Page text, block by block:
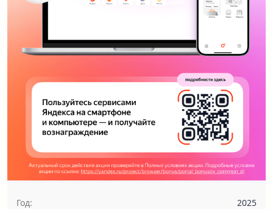
Год:
2025